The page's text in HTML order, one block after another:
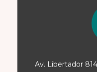
Av. Libertador